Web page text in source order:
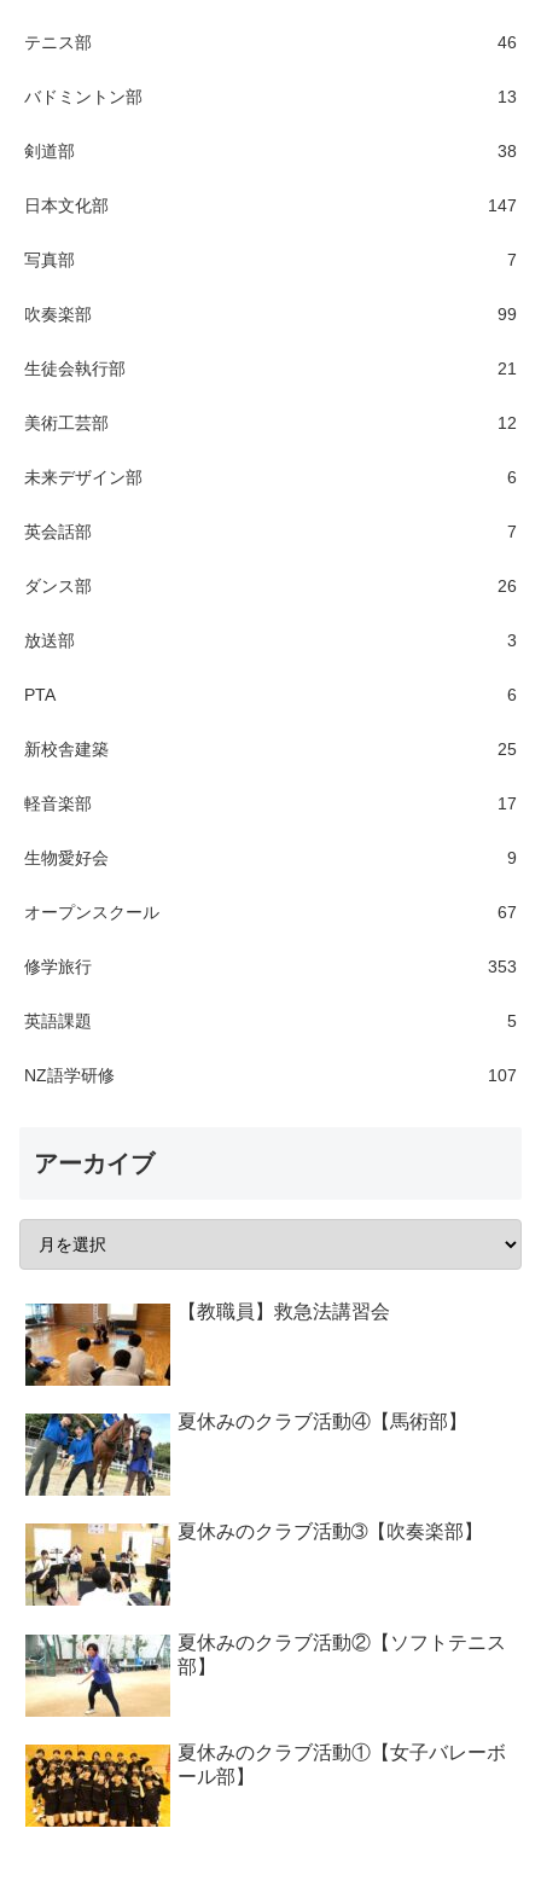
テニス部 46
バドミントン部 13
剣道部 38
日本文化部 147
写真部 7
吹奏楽部 99
生徒会執行部 21
美術工芸部 12
未来デザイン部 6
英会話部 7
ダンス部 26
放送部 3
PTA 6
新校舎建築 25
軽音楽部 17
生物愛好会 9
オープンスクール 67
修学旅行 353
英語課題 5
NZ語学研修 107
アーカイブ
【教職員】救急法講習会
夏休みのクラブ活動④【馬術部】
夏休みのクラブ活動➂【吹奏楽部】
夏休みのクラブ活動②【ソフトテニス
部】
夏休みのクラブ活動①【女子バレーボ
ール部】